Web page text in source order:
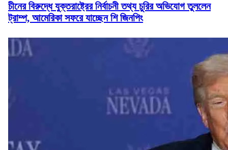
চীনের বিরুদ্ধে যুক্তরাষ্ট্রের নির্বাচনী তথ্য চুরির অভিযোগ তুললেন
ট্রাম্প, আমেরিকা সফরে যাচ্ছেন শি জিনপিং